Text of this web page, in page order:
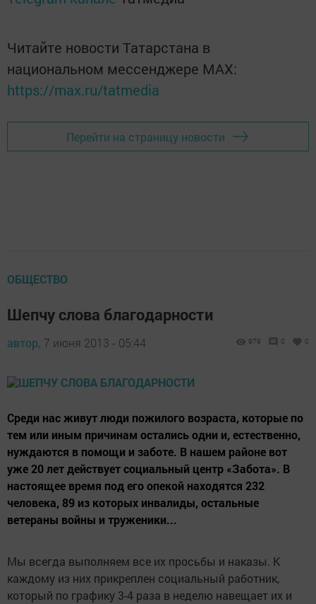
Читайте новости Татарстана в
национальном мессенджере MАХ:
https://max.ru/tatmedia
Перейти на страницу новости
ОБЩЕСТВО
Шепчу слова благодарности
автор, 7 июня 2013 - 05:44 979 0 0
Среди нас живут люди пожилого возраста, которые по
тем или иным причинам остались одни и, естественно,
нуждаются в помощи и заботе. В нашем районе вот
уже 20 лет действует социальный центр «Забота». В
настоящее время под его опекой находятся 232
человека, 89 из которых инвалиды, остальные
ветераны войны и труженики...
Мы всегда выполняем все их просьбы и наказы. К
каждому из них прикреплен социальный работник,
который по графику 3-4 раза в неделю навещает их и